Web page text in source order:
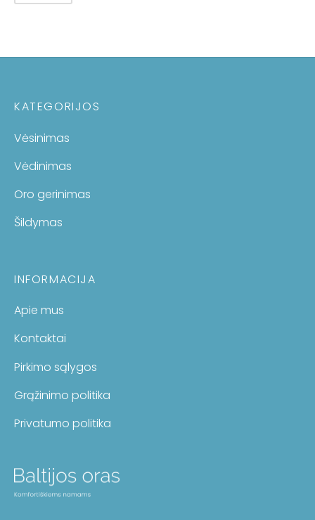
KATEGORIJOS
Vėsinimas
Vėdinimas
Oro gerinimas
Šildymas
INFORMACIJA
Apie mus
Kontaktai
Pirkimo sąlygos
Grąžinimo politika
Privatumo politika